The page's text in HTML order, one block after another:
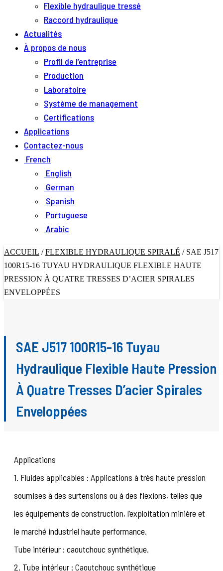
Flexible hydraulique tressé
Raccord hydraulique
Actualités
À propos de nous
Profil de l’entreprise
Production
Laboratoire
Système de management
Certifications
Applications
Contactez-nous
French
English
German
Spanish
Portuguese
Arabic
ACCUEIL /FLEXIBLE HYDRAULIQUE SPIRALÉ / SAE J517
100R15-16 TUYAU HYDRAULIQUE FLEXIBLE HAUTE
PRESSION À QUATRE TRESSES D’ACIER SPIRALES
ENVELOPPÉES
SAE J517 100R15-16 Tuyau
Hydraulique Flexible Haute Pression
À Quatre Tresses D’acier Spirales
Enveloppées
Applications
1. Fluides applicables : Applications à très haute pression
soumises à des surtensions ou à des flexions, telles que
les équipements de construction, l’exploitation minière et
le marché industriel haute performance.
Tube intérieur : caoutchouc synthétique.
2. Tube intérieur : Caoutchouc synthétique